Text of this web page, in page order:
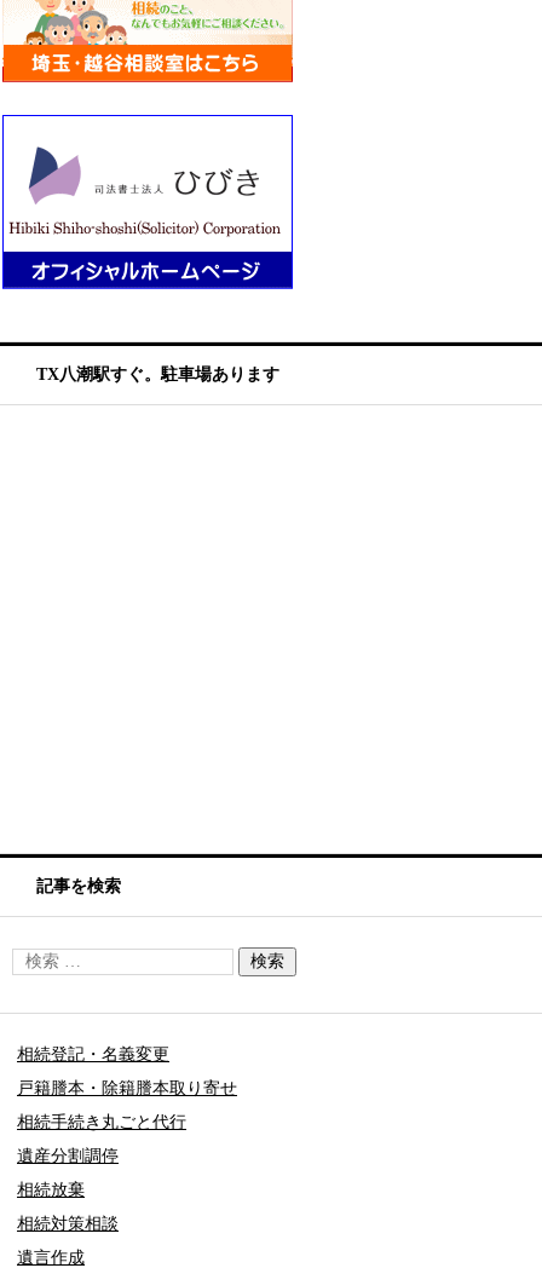
TX八潮駅すぐ。駐車場あります
記事を検索
相続登記・名義変更
戸籍謄本・除籍謄本取り寄せ
相続手続き丸ごと代行
遺産分割調停
相続放棄
相続対策相談
遺言作成